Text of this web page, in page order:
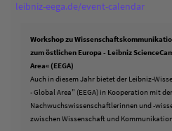
leibniz-eega.de/event-calendar
Workshop zu
zum östlichen Europa - Leibniz
Area« (EEGA)
Auch in diesem Jahr bietet der Leibniz-
- Global Area" (EEGA) in Kooperation mit
Nachwuchswissenschaftlerinnen und -
zwischen Wissenschaft und